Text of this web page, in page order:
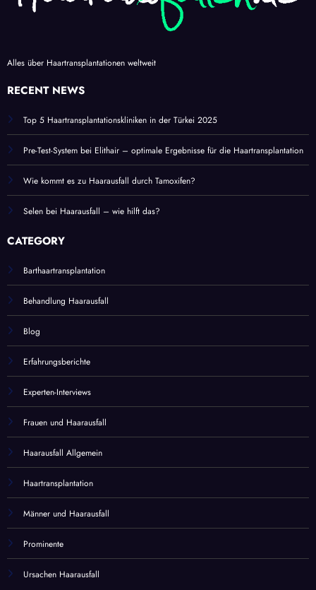
Alles über Haartransplantationen weltweit
RECENT NEWS
Top 5 Haartransplantationskliniken in der Türkei 2025
Pre-Test-System bei Elithair – optimale Ergebnisse für die Haartransplantation
Wie kommt es zu Haarausfall durch Tamoxifen?
Selen bei Haarausfall – wie hilft das?
CATEGORY
Barthaartransplantation
Behandlung Haarausfall
Blog
Erfahrungsberichte
Experten-Interviews
Frauen und Haarausfall
Haarausfall Allgemein
Haartransplantation
Männer und Haarausfall
Prominente
Ursachen Haarausfall